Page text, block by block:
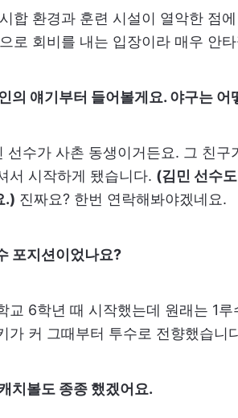
합 환경과 훈련 시설이 열악한 점
로 회비를 내는 입장이라 매우 안
의 얘기부터 들어볼게요. 야구는 어
선수가 사촌 동생이거든요. 그 친구
서 시작하게 됐습니다. (김민 선수
.) 진짜요? 한번 연락해봐야겠네요.
포지션이었나요?
교 6학년 때 시작했는데 원래는 1
가 커 그때부터 투수로 전향했습니
치볼도 종종 했겠어요.